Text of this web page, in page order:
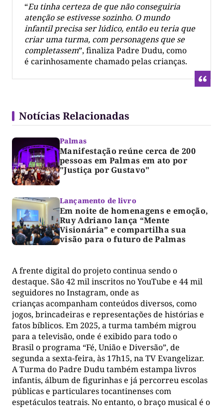
“Eu tinha certeza de quenão conseguiria
atenção se estivesse sozinho. O mundo
infantil precisa ser lúdico, então eu teria que
criar uma turma, com personagens que se
completassem”, finaliza Padre Dudu, como
é carinhosamente chamado pelas crianças.
Notícias Relacionadas
Palmas
Manifestação reúne cerca de 200
pessoas em Palmas em ato por
"Justiça por Gustavo"
Lançamento de livro
Em noite de homenagens e emoção,
Ruy Adriano lança “Mente
Visionária” e compartilha sua
visão para o futuro de Palmas
A frente digital do projeto continua sendo o
destaque. São 42 mil inscritos no YouTube e 44 mil
seguidores no Instagram, onde as
crianças acompanham conteúdos diversos, como
jogos, brincadeiras e representações de histórias e
fatos bíblicos. Em 2025, a turma também migrou
para a televisão, onde é exibido para todo o
Brasil o programa “Fé, União e Diversão”, de
segunda a sexta-feira, às 17h15, na TV Evangelizar.
A Turma do Padre Dudu também estampa livros
infantis, álbum de figurinhas e já percorreu escolas
públicas e particulares tocantinenses com
espetáculos teatrais. No entanto, o braço musical é o